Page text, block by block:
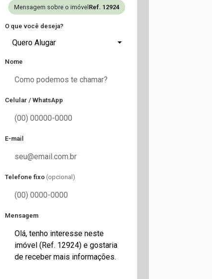
Mensagem sobre o imóvel Ref. 12924
O que você deseja?
Quero Alugar
Nome
Celular / WhatsApp
E-mail
Telefone fixo (opcional)
Mensagem